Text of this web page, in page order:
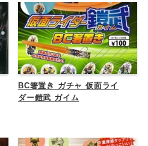
BC箸置き ガチャ 仮面ライ
ダー鎧武 ガイム